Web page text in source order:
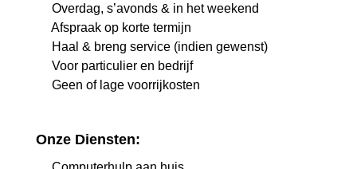
Overdag, s’avonds & in het weekend
Afspraak op korte termijn
Haal & breng service (indien gewenst)
Voor particulier en bedrijf
Geen of lage voorrijkosten
Onze Diensten: